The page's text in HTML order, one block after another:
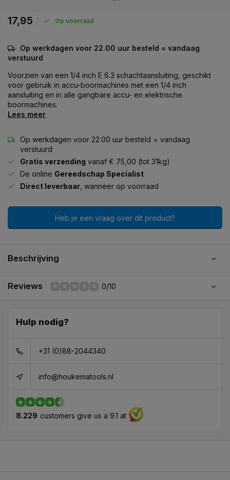
17,95 Op voorraad
Op werkdagen voor 22.00 uur besteld = vandaag
verstuurd
Voorzien van een 1/4 inch E 6.3 schachtaansluiting, geschikt
voor gebruik in accu-boormachines met een 1/4 inch
aansluiting en in alle gangbare accu- en elektrische
boormachines.
Lees meer
Op werkdagen voor 22.00 uur besteld = vandaag
verstuurd
Gratis verzending vanaf € 75,00 (tot 31kg)
De online Gereedschap Specialist
Direct leverbaar , wanneer op voorraad
Heb je een vraag over dit product?
Beschrijving
Reviews 0/10
Hulp nodig?
+31 (0)88-2044340
info@houkematools.nl
8.229 customers give us a 9.1 at